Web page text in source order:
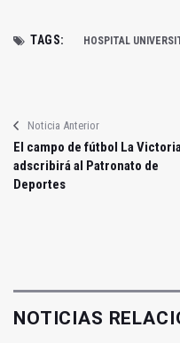
TAGS: HOSPITAL
Noticia Anterior
El campo de fútbol La
adscribirá al Patronato de
Deportes
NOTICIAS